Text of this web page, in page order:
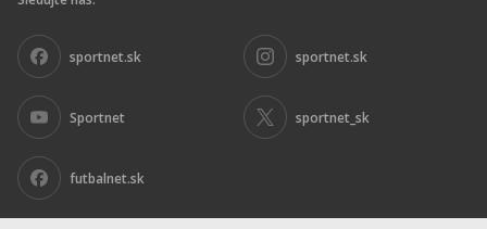
sportnet.sk sportnet.sk
Sportnet sportnet_sk
futbalnet.sk